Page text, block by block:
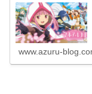
www.azuru-